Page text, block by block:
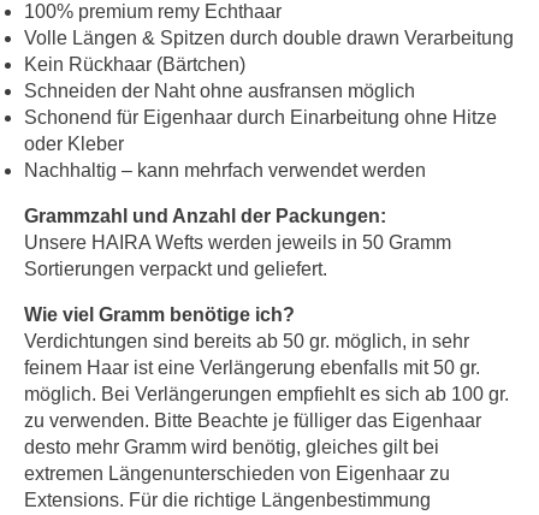
100% premium remy Echthaar
Volle Längen & Spitzen durch double drawn Verarbeitung
Kein Rückhaar (Bärtchen)
Schneiden der Naht ohne ausfransen möglich
Schonend für Eigenhaar durch Einarbeitung ohne Hitze
oder Kleber
Nachhaltig – kann mehrfach verwendet werden
Grammzahl und Anzahl der Packungen:
Unsere HAIRA Wefts werden jeweils in 50 Gramm
Sortierungen verpackt und geliefert.
Wie viel Gramm benötige ich?
Verdichtungen sind bereits ab 50 gr. möglich, in sehr
feinem Haar ist eine Verlängerung ebenfalls mit 50 gr.
möglich. Bei Verlängerungen empfiehlt es sich ab 100 gr.
zu verwenden. Bitte Beachte je fülliger das Eigenhaar
desto mehr Gramm wird benötig, gleiches gilt bei
extremen Längenunterschieden von Eigenhaar zu
Extensions. Für die richtige Längenbestimmung